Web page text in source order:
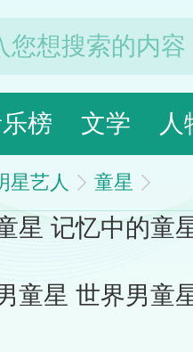
榜 文学 人
星艺人 童星
星 记忆中的童
童星 世界男童